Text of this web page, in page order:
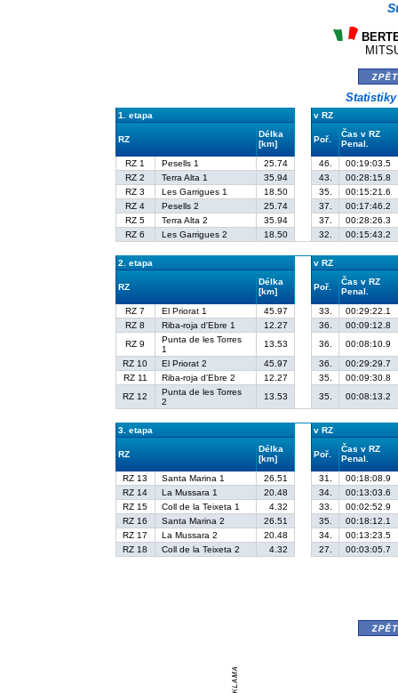
1. etapa v RZ
RZ
Délka
[km]
Poř.
Čas v RZ
Penal.
RZ 1
Pesells 1 25.74 46.
00:19:03.5
RZ 2
Terra Alta 1 35.94 43.
00:28:15.8
RZ 3
Les Garrigues 1 18.50 35.
00:15:21.6
RZ 4
Pesells 2 25.74 37.
00:17:46.2
RZ 5
Terra Alta 2 35.94 37.
00:28:26.3
RZ 6
Les Garrigues 2 18.50 32. 00:15:43.2
2. etapa v RZ
RZ
Délka
[km]
Poř.
Čas v RZ
Penal.
RZ 7
El Priorat 1 45.97 33.
00:29:22.1
RZ 8
Riba-roja d'Ebre 1 12.27 36.
00:09:12.8
RZ 9
Punta de les Torres
1
13.53 36.
00:08:10.9
RZ 10
El Priorat 2 45.97 36.
00:29:29.7
RZ 11
Riba-roja d'Ebre 2 12.27 35.
00:09:30.8
RZ 12
Punta de les Torres
2
13.53 35. 00:08:13.2
3. etapa v RZ
RZ
Délka
[km]
Poř.
Čas v RZ
Penal.
RZ 13
Santa Marina 1 26.51 31.
00:18:08.9
RZ 14
La Mussara 1 20.48 34.
00:13:03.6
RZ 15
Coll de la Teixeta 1 4.32 33.
00:02:52.9
RZ 16
Santa Marina 2 26.51 35.
00:18:12.1
RZ 17
La Mussara 2 20.48 34.
00:13:23.5
RZ 18
Coll de la Teixeta 2 4.32 27. 00:03:05.7